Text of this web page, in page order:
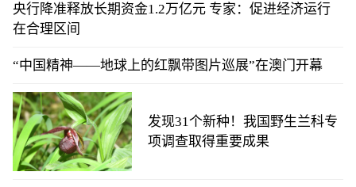
央行降准释放长期资金1.2万亿元 专家：促进经济运行
在合理区间
“中国精神——地球上的红飘带图片巡展”在澳门开幕
发现31个新种！我国野生兰科专
项调查取得重要成果